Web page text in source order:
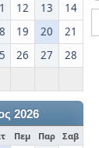
12 13
14
19 20
21
26 27
28
2026
Πεμ Παρ Σαβ